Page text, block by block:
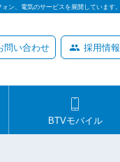
ン、電気のサービスを展開しています。
問い合わせ 採用情報
BTVモバイル